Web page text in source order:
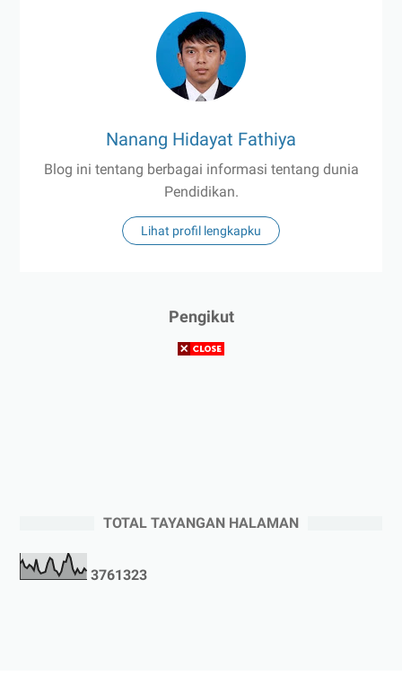
Nanang Hidayat Fathiya
Blog ini tentang berbagai informasi tentang dunia
Pendidikan.
Lihat profil lengkapku
Pengikut
TOTAL TAYANGAN HALAMAN
3761323